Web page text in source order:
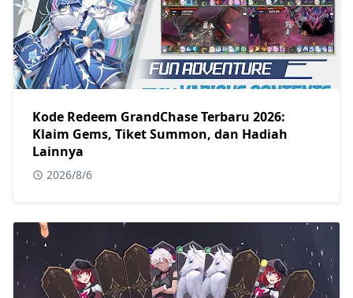
Kode Redeem GrandChase Terbaru 2026:
Klaim Gems, Tiket Summon, dan Hadiah
Lainnya
2026/8/6